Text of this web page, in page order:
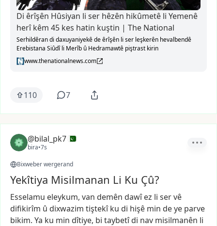
Di êrîşên Hûsiyan li ser hêzên hikûmetê li Yemenê
herî kêm 45 kes hatin kuştin | The National
Serhildêran di daxuyaniyekê de êrîşên li ser leşkerên hevalbendê
Erebistana Siûdî li Merîb û Hedramawtê piştrast kirin
www.thenationalnews.com
110 7
@bilal_pk7
bira•7s
Bixweber wergerand
Yekîtiya Misilmanan Li Ku Çû?
Esselamu eleykum, van demên dawî ez li servê
difikirîm û dixwazim tiştekî ku di hişê min deye parve
bikim. Ya ku min dîtiye, bi taybetî di nav misilmanên li